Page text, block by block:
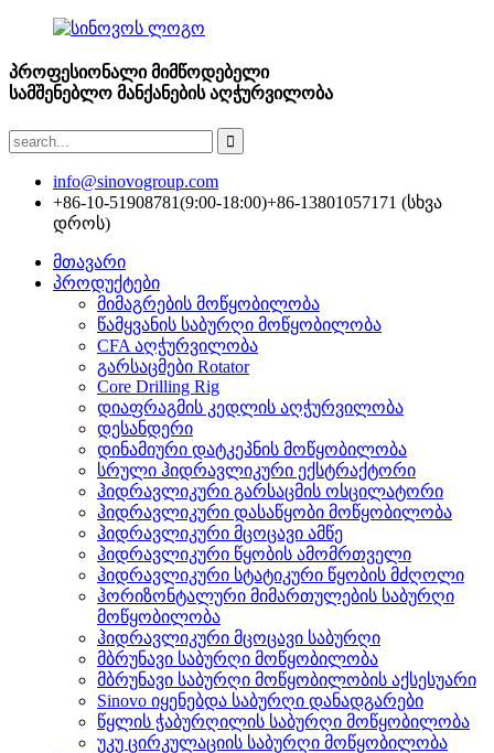
პროფესიონალი მიმწოდებელი
სამშენებლო მანქანების აღჭურვილობა
info@sinovogroup.com
+86-10-51908781(9:00-18:00)+86-13801057171 (სხვა
დროს)
მთავარი
პროდუქტები
მიმაგრების მოწყობილობა
წამყვანის საბურღი მოწყობილობა
CFA აღჭურვილობა
გარსაცმები Rotator
Core Drilling Rig
დიაფრაგმის კედლის აღჭურვილობა
დესანდერი
დინამიური დატკეპნის მოწყობილობა
სრული ჰიდრავლიკური ექსტრაქტორი
ჰიდრავლიკური გარსაცმის ოსცილატორი
ჰიდრავლიკური დასაწყობი მოწყობილობა
ჰიდრავლიკური მცოცავი ამწე
ჰიდრავლიკური წყობის ამომრთველი
ჰიდრავლიკური სტატიკური წყობის მძღოლი
ჰორიზონტალური მიმართულების საბურღი
მოწყობილობა
ჰიდრავლიკური მცოცავი საბურღი
მბრუნავი საბურღი მოწყობილობა
მბრუნავი საბურღი მოწყობილობის აქსესუარი
Sinovo იყენებდა საბურღი დანადგარები
წყლის ჭაბურღილის საბურღი მოწყობილობა
უკუ ცირკულაციის საბურღი მოწყობილობა